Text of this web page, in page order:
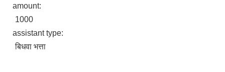
amount:
1000
assistant type:
बिधवा भत्ता